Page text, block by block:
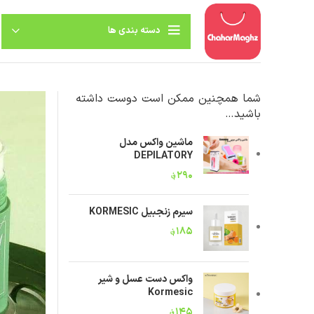
دسته بندی ها
شما همچنین ممکن است دوست داشته
باشید…
ماشین واکس مدل
DEPILATORY
۲۹۰؋
سیرم زنجبیل KORMESIC
۱۸۵؋
واکس دست عسل و شیر
Kormesic